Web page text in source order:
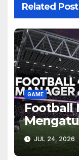
Related Post
GAME
Football
Makin
JUL 24, 2026